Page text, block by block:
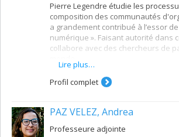
Pierre Legendre étudie les
composition des communautés
a grandement contribué à l’essor de
numérique ». Faisant autorité dans
collabore avec des chercheurs de
Lire plus…
Profil complet
PAZ VELEZ, Andrea
Professeure adjointe